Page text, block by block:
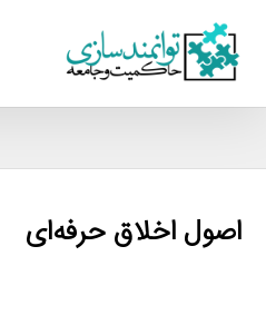
اصول اخلاق حرفه‌ای